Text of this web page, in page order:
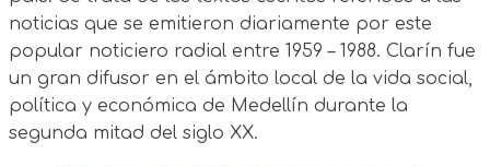
noticias que se emitieron diariamente por este
popular noticiero radial entre 1959 – 1988. Clarín fue
un gran difusor en el ámbito local de la vida social,
política y económica de Medellín durante la
segunda mitad del siglo XX.